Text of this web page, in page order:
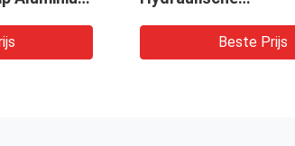
Landbouwmachines
Hydraulisch voor
Beste Prijs